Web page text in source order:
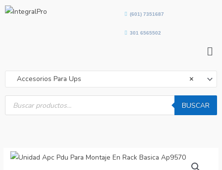
(601) 7351687
301 6565502
×
Accesorios Para Ups
Búsqueda
productos
BUSCAR